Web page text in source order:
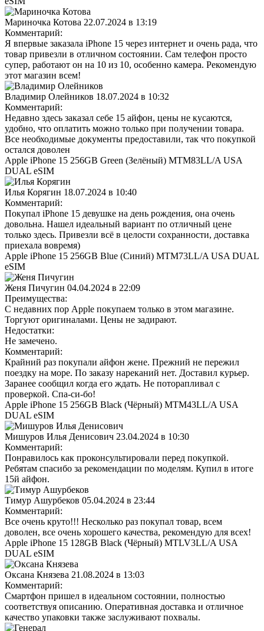
Мариночка Котова 22.07.2024 в 13:19
Комментарий:
Я впервые заказала iPhone 15 через интернет и очень рада, что
товар привезли в отличном состоянии. Сам телефон просто
супер, работают он на 10 из 10, особенно камера. Рекомендую
этот магазин всем!
Владимир Олейников 18.07.2024 в 10:32
Комментарий:
Недавно здесь заказал себе 15 айфон, цены не кусаются,
удобно, что оплатить можно только при получении товара.
Все необходимые документы предоставили, так что покупкой
остался доволен
Apple iPhone 15 256GB Green (Зелёный) MTM83LL/A USA
DUAL eSIM
Илья Корягин 18.07.2024 в 10:40
Комментарий:
Покупал iPhone 15 девушке на день рождения, она очень
довольна. Нашел идеальный вариант по отличный цене
только здесь. Привезли всё в целости сохранности, доставка
приехала вовремя)
Apple iPhone 15 256GB Blue (Синий) MTM73LL/A USA DUAL
eSIM
Женя Пичугин 04.04.2024 в 22:09
Преимущества:
С недавних пор Apple покупаем только в этом магазине.
Торгуют оригиналами. Цены не задирают.
Недостатки:
Не замечено.
Комментарий:
Крайний раз покупали айфон жене. Прежний не пережил
поездку на море. По заказу нареканий нет. Доставил курьер.
Заранее сообщил когда его ждать. Не поторапливал с
проверкой. Спа-си-бо!
Apple iPhone 15 256GB Black (Чёрный) MTM43LL/A USA
DUAL eSIM
Мишуров Илья Денисович 23.04.2024 в 10:30
Комментарий:
Понравилось как проконсультировали перед покупкой.
Ребятам спасибо за рекомендации по моделям. Купил в итоге
15й айфон.
Тимур Ашурбеков 05.04.2024 в 23:44
Комментарий:
Все очень круто!!! Несколько раз покупал товар, всем
доволен, все очень хорошего качества, рекомендую для всех!
Apple iPhone 15 128GB Black (Чёрный) MTLV3LL/A USA
DUAL eSIM
Оксана Князева 21.08.2024 в 13:03
Комментарий:
Смартфон пришел в идеальном состоянии, полностью
соответствуя описанию. Оперативная доставка и отличное
качество упаковки также заслуживают похвалы.